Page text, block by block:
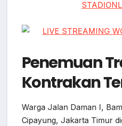
Penemuan
Kontrakan
Warga Jalan Daman I,
Cipayung, Jakarta Timur